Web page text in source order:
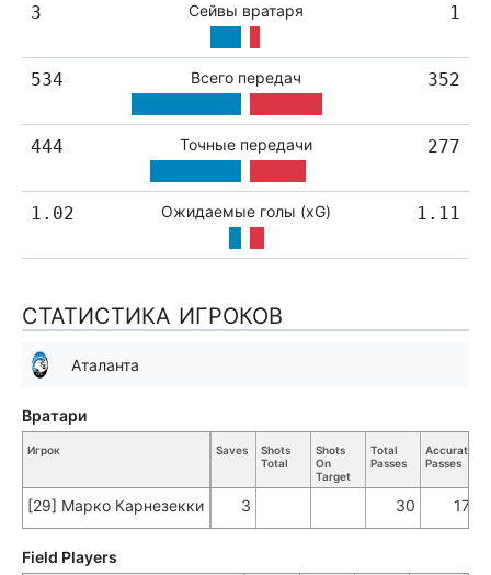
3 Сейвы вратаря 1
534 Всего передач 352
444 Точные передачи 277
1.02 Ожидаемые голы (xG) 1.11
СТАТИСТИКА ИГРОКОВ
Аталанта
Игрок Saves
Shots
Total
Shots
On
Target
Total
Passes
Accurate
Passes
[29] Марко Карнезекки 3 30 17
Вратари
Field Players